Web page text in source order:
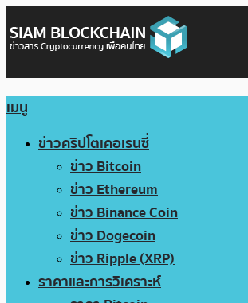
เมนู
ข่าวคริปโตเคอเรนซี่
ข่าว Bitcoin
ข่าว Ethereum
ข่าว Binance Coin
ข่าว Dogecoin
ข่าว Ripple (XRP)
ราคาและการวิเคราะห์